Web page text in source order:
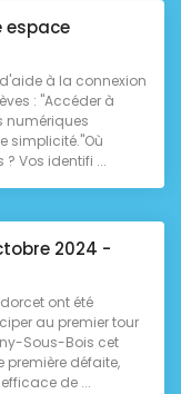
espace
à la connexion
: "Accéder à
numériques
simplicité."Où
Vos identifi ...
2024 -
ont été
au premier tour
Sous-Bois cet
première défaite,
de ...